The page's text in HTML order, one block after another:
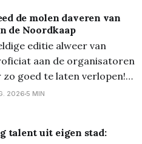
de molen daveren van
de Noordkaap
editie alweer van
aan de organisatoren
zo goed te laten verlopen!
perfecte locatie hiervoor,
gehad... Gisteren
2026 5 MIN
talent uit eigen stad: